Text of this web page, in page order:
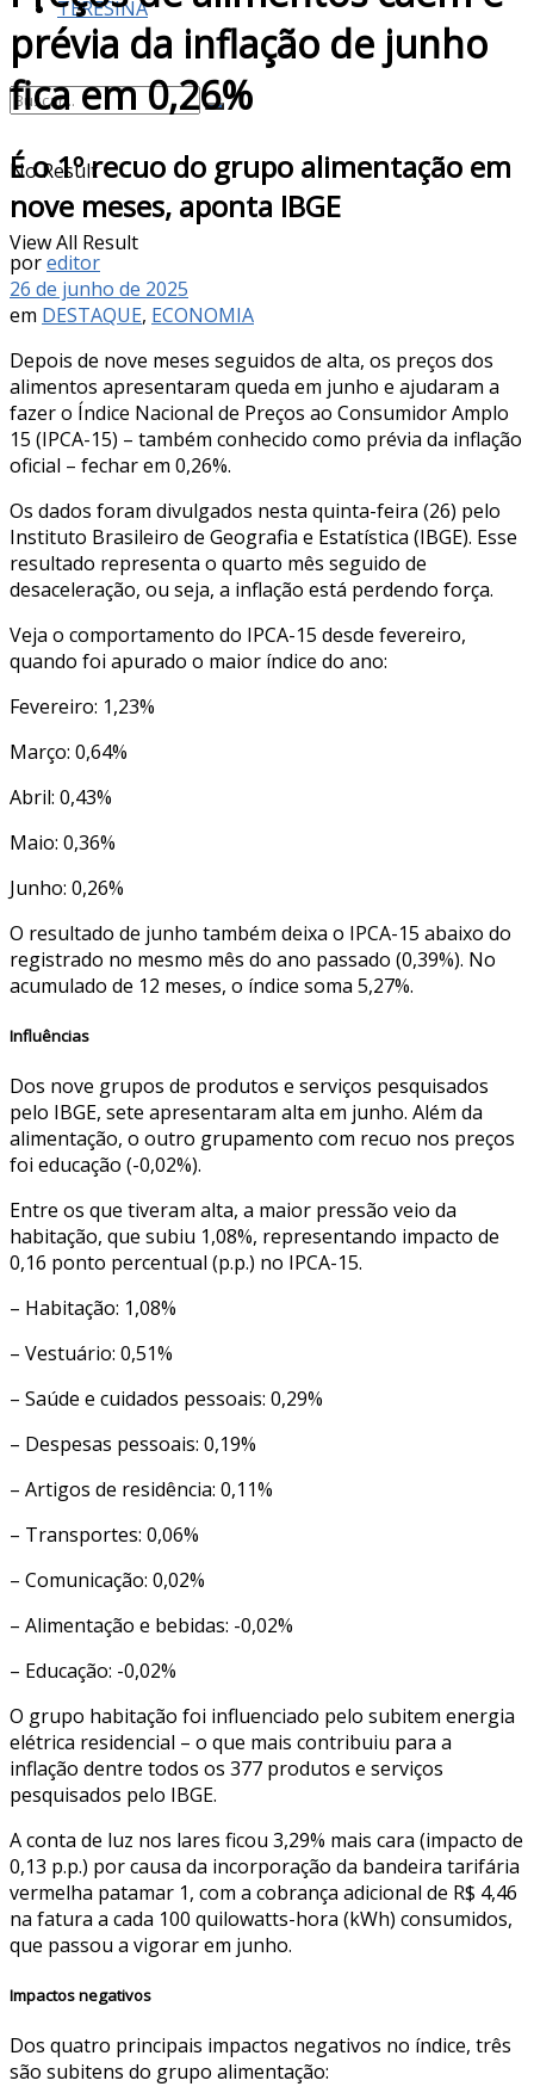
TERESINA
No Result
View All Result
prévia da inflação de junho
fica em 0,26%
É o 1º recuo do grupo alimentação em
nove meses, aponta IBGE
poreditor
26 de junho de 2025
em DESTAQUE, ECONOMIA
Depois de nove meses seguidos de alta, os preços dos
alimentos apresentaram queda em junho e ajudaram a
fazer o Índice Nacional de Preços ao Consumidor Amplo
15 (IPCA-15) – também conhecido como prévia da inflação
oficial – fechar em 0,26%.
Os dados foram divulgados nesta quinta-feira (26) pelo
Instituto Brasileiro de Geografia e Estatística (IBGE). Esse
resultado representa o quarto mês seguido de
desaceleração, ou seja, a inflação está perdendo força.
Veja o comportamento do IPCA-15 desde fevereiro,
quando foi apurado o maior índice do ano:
Fevereiro: 1,23%
Março: 0,64%
Abril: 0,43%
Maio: 0,36%
Junho: 0,26%
O resultado de junho também deixa o IPCA-15 abaixo do
registrado no mesmo mês do ano passado (0,39%). No
acumulado de 12 meses, o índice soma 5,27%.
Influências
Dos nove grupos de produtos e serviços pesquisados
pelo IBGE, sete apresentaram alta em junho. Além da
alimentação, o outro grupamento com recuo nos preços
foi educação (-0,02%).
Entre os que tiveram alta, a maior pressão veio da
habitação, que subiu 1,08%, representando impacto de
0,16 ponto percentual (p.p.) no IPCA-15.
– Habitação: 1,08%
– Vestuário: 0,51%
– Saúde e cuidados pessoais: 0,29%
– Despesas pessoais: 0,19%
– Artigos de residência: 0,11%
– Transportes: 0,06%
– Comunicação: 0,02%
– Alimentação e bebidas: -0,02%
– Educação: -0,02%
O grupo habitação foi influenciado pelo subitem energia
elétrica residencial – o que mais contribuiu para a
inflação dentre todos os 377 produtos e serviços
pesquisados pelo IBGE.
A conta de luz nos lares ficou 3,29% mais cara (impacto de
0,13 p.p.) por causa da incorporação da bandeira tarifária
vermelha patamar 1, com a cobrança adicional de R$ 4,46
na fatura a cada 100 quilowatts-hora (kWh) consumidos,
que passou a vigorar em junho.
Impactos negativos
Dos quatro principais impactos negativos no índice, três
são subitens do grupo alimentação: